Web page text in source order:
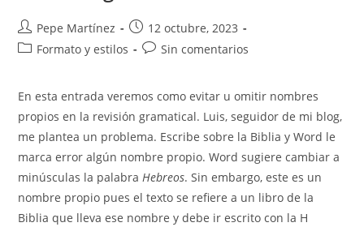
Autor
de
Pepe Martínez
Publicación
de
12 octubre, 2023
Categoría
entrada:
Formato y estilos
Comentarios
entrada:
Sin comentarios
En esta entrada veremos como evitar u omitir nombres
propios en la revisión gramatical. Luis, seguidor de mi blog,
me plantea un problema. Escribe sobre la Biblia y Word le
marca error algún nombre propio. Word sugiere cambiar a
minúsculas la palabraHebreos. Sin embargo, este es un
nombre propio pues el texto se refiere a un libro de la
Biblia que lleva ese nombre y debe ir escrito con la H